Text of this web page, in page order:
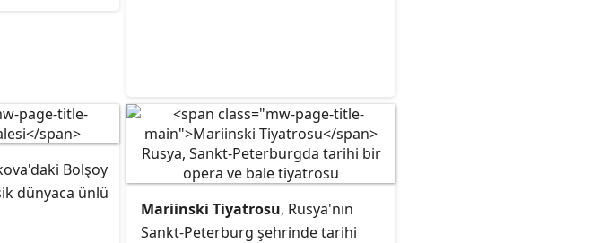
Bolşoy
dünyaca ünlü
Mariinski Tiyatrosu, Rusya'nın
Sankt-Peterburg şehrinde tarihi